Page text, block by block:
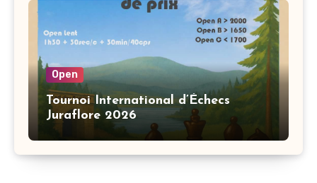
Open
Tournoi International d’Échecs
Juraflore 2026